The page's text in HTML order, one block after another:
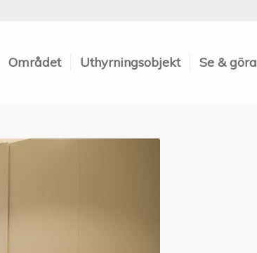
Området Uthyrningsobjekt Se & göra